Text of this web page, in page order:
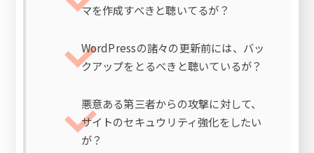
マを作成すべきと聴いてるが？
WordPressの諸々の更新前には、バッ
クアップをとるべきと聴いているが？
悪意ある第三者からの攻撃に対して、
サイトのセキュウリティ強化をしたい
が？